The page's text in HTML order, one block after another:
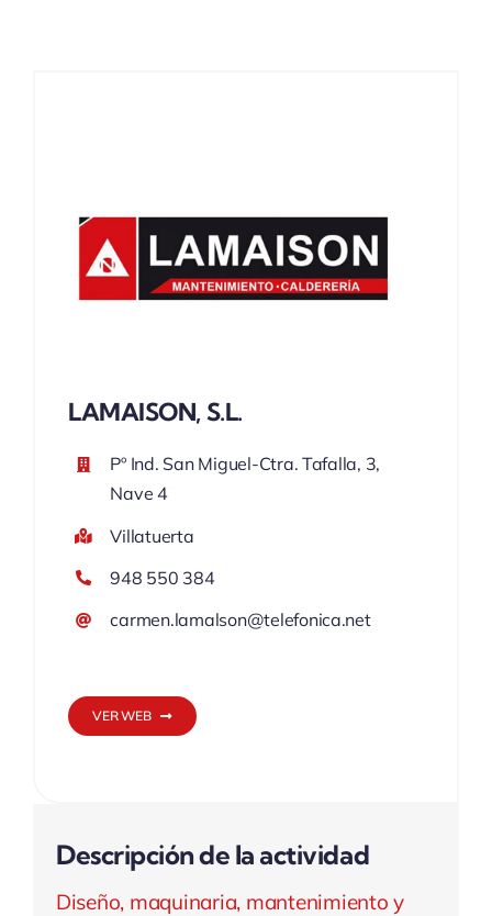
LAMAISON, S.L.
Pº Ind. San Miguel-Ctra. Tafalla, 3,
Nave 4
Villatuerta
948 550 384
carmen.lamalson@telefonica.net
VER WEB
Descripción de la actividad
Diseño, maquinaria, mantenimiento y